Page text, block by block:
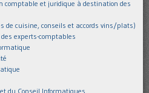
comptable et juridique à destination des
de cuisine, conseils et accords vins/plats)
experts-comptables
du Conseil Informatiques